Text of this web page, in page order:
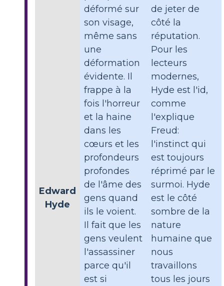
Edward
Hyde
déformé sur
son visage,
même sans
une
déformation
évidente. Il
frappe à la
fois l'horreur
et la haine
dans les
cœurs et les
profondeurs
profondes
de l'âme des
gens quand
ils le voient.
Il fait que les
gens veulent
l'assassiner
parce qu'il
est si
de jeter de
côté la
réputation.
Pour les
lecteurs
modernes,
Hyde est l'id,
comme
l'explique
Freud:
l'instinct qui
est toujours
réprimé par le
surmoi. Hyde
est le côté
sombre de la
nature
humaine que
nous
travaillons
tous les jours